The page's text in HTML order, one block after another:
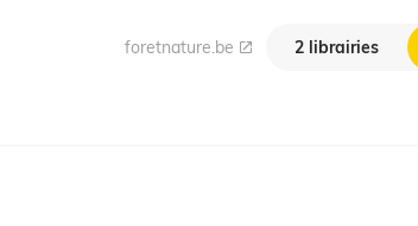
foretnature.be 2 librairies